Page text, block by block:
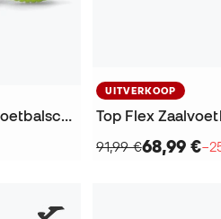
Top Sala Competition II Zaalvoetbalschoenen
UITVERKOOP
Top Flex
91,99 €68,99 €